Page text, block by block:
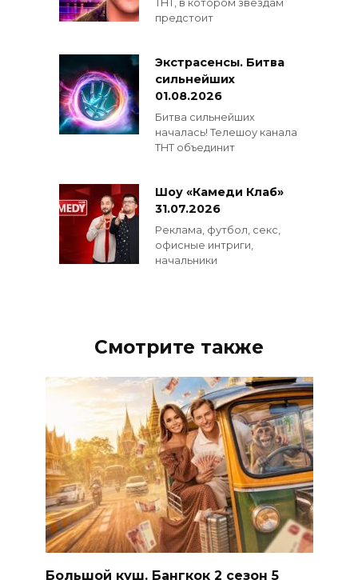
ТНТ, в котором звёздам
предстоит
Экстрасенсы. Битва
сильнейших
01.08.2026
Битва сильнейших
началась! Телешоу канала
ТНТ объединит
Шоу «Камеди Клаб»
31.07.2026
Реклама, футбол, секс,
офисные интриги,
начальники
Смотрите также
Большой куш. Бангкок 2 сезон 5